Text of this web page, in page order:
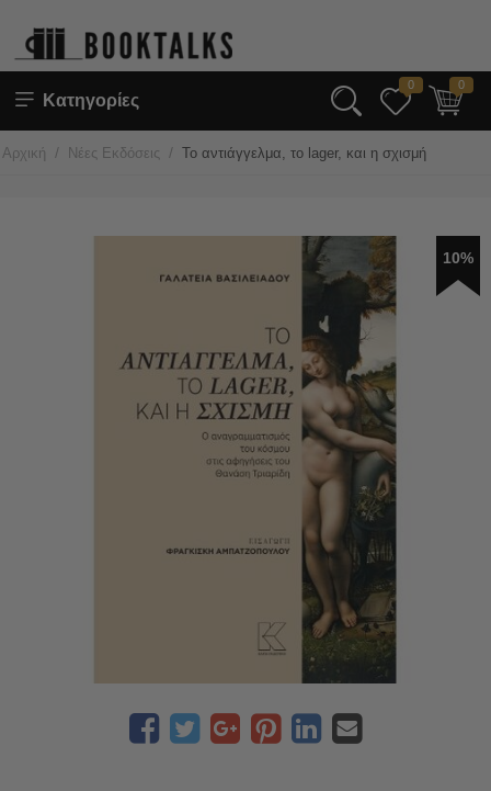
Κατηγορίες
0 0
Αρχική / Νέες Εκδόσεις / Το αντιάγγελμα, το lager, και η σχισμή
10%